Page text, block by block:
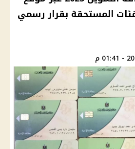
المستحقة بقرار رسمي